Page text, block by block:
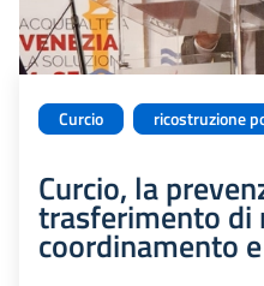
Curcio ricostruzione
Curcio, la
trasferimento di
coordinamento